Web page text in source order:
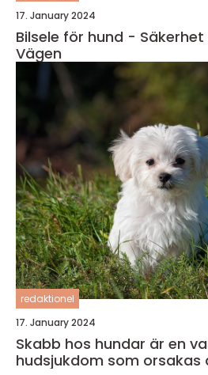
17. January 2024
Bilsele för hund -
Vägen
redaktionel
17. January 2024
Skabb hos hundar är en
hudsjukdom som orsakas